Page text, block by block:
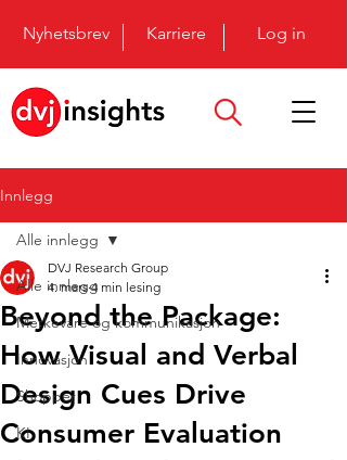
Nyhetsbrev Karriere Log in
Innlegg
Alle innlegg
Merkevare og kommunikasjon
Innovasjon
Shopper
KI
Alle innlegg
Beyond the Package:
How Visual and Verbal
Design Cues Drive
Consumer Evaluation
DVJ Research Group
4. mars 4 min lesing